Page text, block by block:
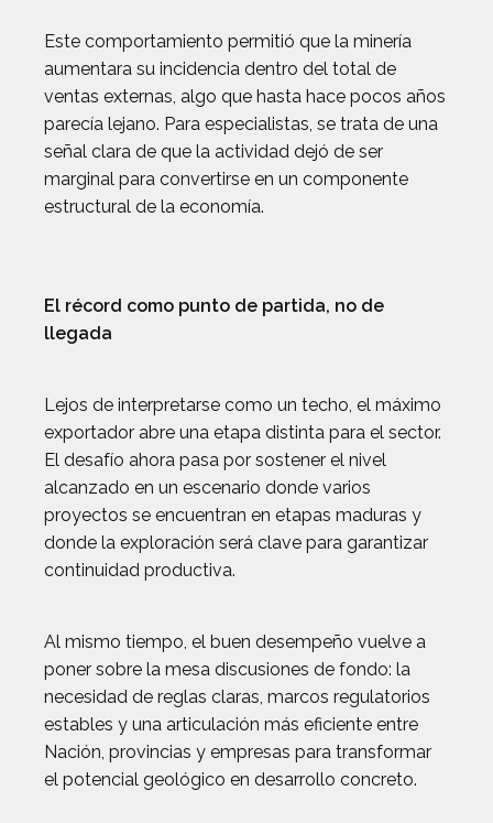
Este comportamiento permitió que la minería
aumentara su incidencia dentro del total de
ventas externas, algo que hasta hace pocos años
parecía lejano. Para especialistas, se trata de una
señal clara de que la actividad dejó de ser
marginal para convertirse en un componente
estructural de la economía.
El récord como punto de partida, no de
llegada
Lejos de interpretarse como un techo, el máximo
exportador abre una etapa distinta para el sector.
El desafío ahora pasa por sostener el nivel
alcanzado en un escenario donde varios
proyectos se encuentran en etapas maduras y
donde la exploración será clave para garantizar
continuidad productiva.
Al mismo tiempo, el buen desempeño vuelve a
poner sobre la mesa discusiones de fondo: la
necesidad de reglas claras, marcos regulatorios
estables y una articulación más eficiente entre
Nación, provincias y empresas para transformar
el potencial geológico en desarrollo concreto.